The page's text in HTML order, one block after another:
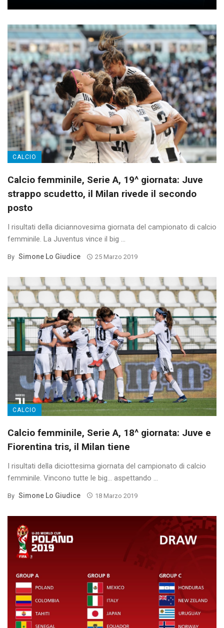
CALCIO
Calcio femminile, Serie A, 19^ giornata: Juve
strappo scudetto, il Milan rivede il secondo
posto
I risultati della diciannovesima giornata del campionato di calcio
femminile. La Juventus vince il big ...
By Simone Lo Giudice 25 Marzo 2019
CALCIO
Calcio femminile, Serie A, 18^ giornata: Juve e
Fiorentina tris, il Milan tiene
I risultati della diciottesima giornata del campionato di calcio
femminile. Vincono tutte le big… aspettando ...
By Simone Lo Giudice 18 Marzo 2019